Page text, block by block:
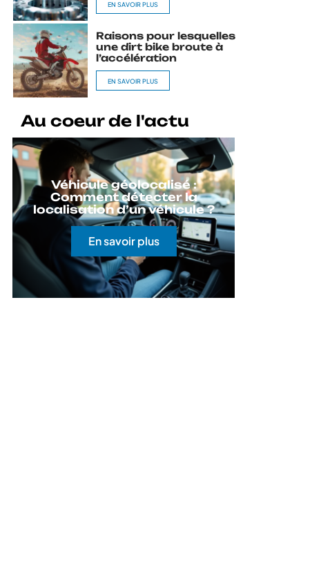
EN SAVOIR PLUS
Raisons pour lesquelles
une dirt bike broute à
l’accélération
EN SAVOIR PLUS
Au coeur de l'actu
Véhicule géolocalisé :
Comment détecter la
localisation d’un véhicule ?
En savoir plus